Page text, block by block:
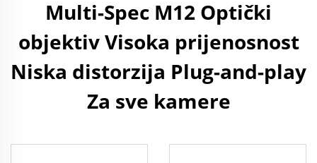
Multi-Spec M12 Optički
objektiv Visoka prijenosnost
Niska distorzija Plug-and-play
Za sve kamere